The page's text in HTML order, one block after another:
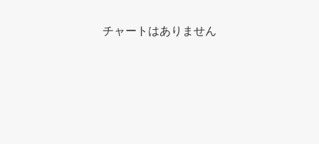
チャートはありません